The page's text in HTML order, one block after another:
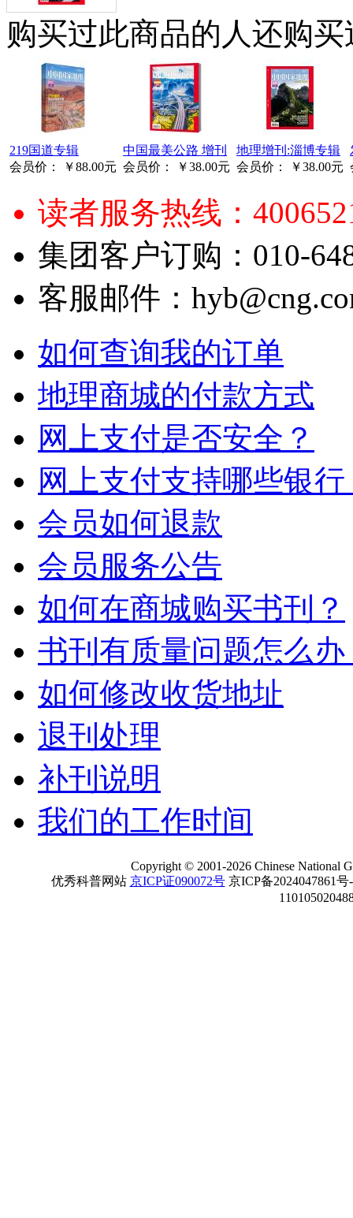
购买过此商品的人还购买
219国道专辑
会员价：
￥88.00元
中国最美公路 增刊
会员价：
￥38.00元
地理增刊:淄博专辑
会员价：
￥38.00元
读者服务热线：
集团客户订购：010-
客服邮件：
如何查询我的订单
地理商城的付款方式
网上支付是否安全？
网上支付支持哪些银行
会员如何退款
会员服务公告
如何在商城购买书刊？
书刊有质量问题怎么办
如何修改收货地址
退刊处理
补刊说明
我们的工作时间
Copyright ©2001-2026 Chinese National
优秀科普网站 京ICP证090072号京ICP备2024047861